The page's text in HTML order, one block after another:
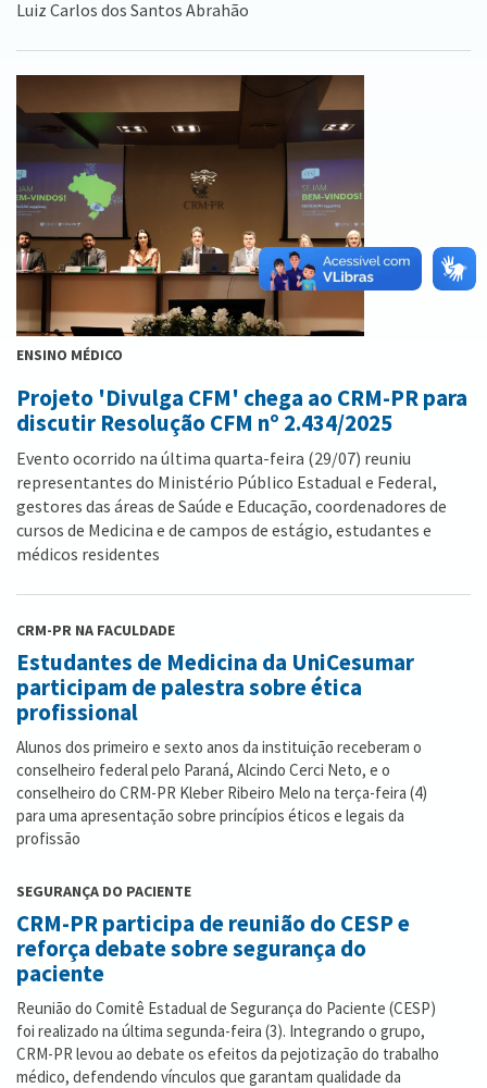
Luiz Carlos dos Santos Abrahão
ENSINO MÉDICO
Projeto 'Divulga CFM' chega ao CRM-PR para
discutir Resolução CFM nº 2.434/2025
Evento ocorrido na última quarta-feira (29/07) reuniu
representantes do Ministério Público Estadual e Federal,
gestores das áreas de Saúde e Educação, coordenadores de
cursos de Medicina e de campos de estágio, estudantes e
médicos residentes
CRM-PR NA FACULDADE
Estudantes de Medicina da UniCesumar
participam de palestra sobre ética
profissional
Alunos dos primeiro e sexto anos da instituição receberam o
conselheiro federal pelo Paraná, Alcindo Cerci Neto, e o
conselheiro do CRM-PR Kleber Ribeiro Melo na terça-feira (4)
para uma apresentação sobre princípios éticos e legais da
profissão
SEGURANÇA DO PACIENTE
CRM-PR participa de reunião do CESP e
reforça debate sobre segurança do
paciente
Reunião do Comitê Estadual de Segurança do Paciente (CESP)
foi realizado na última segunda-feira (3). Integrando o grupo,
CRM-PR levou ao debate os efeitos da pejotização do trabalho
médico, defendendo vínculos que garantam qualidade da